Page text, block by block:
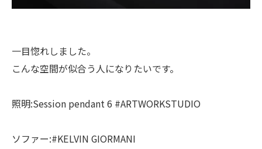
一目惚れしました。
こんな空間が似合う人になりたいです。
照明:Session pendant 6 #ARTWORKSTUDIO
ソファー:#KELVIN GIORMANI